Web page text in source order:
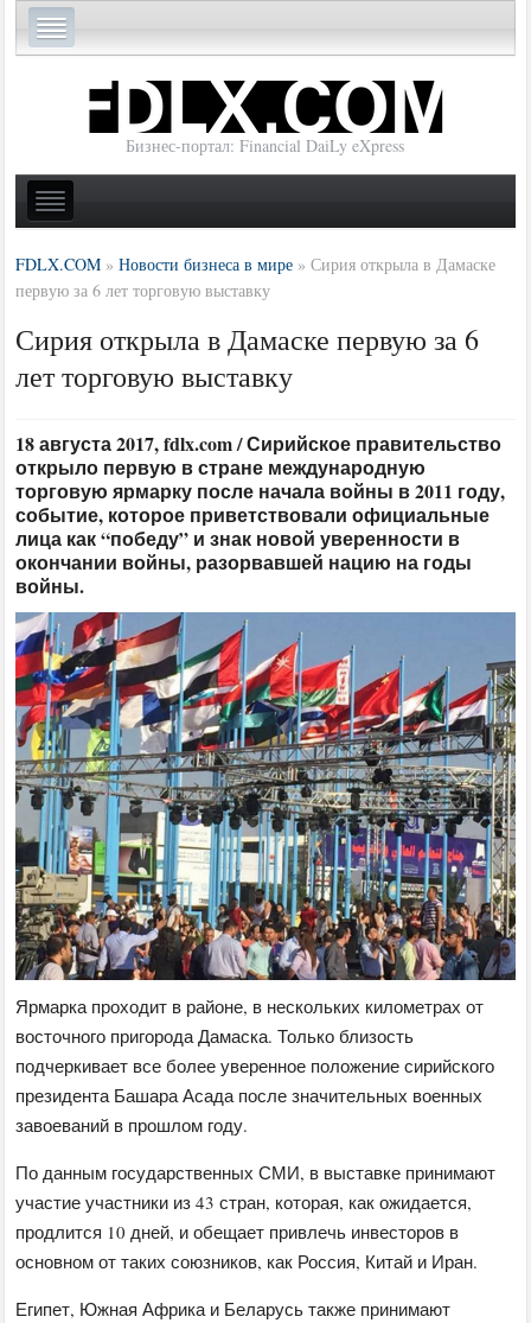
Бизнес-портал: Financial DaiLy eXpress
FDLX.COM »Новости бизнеса в мире »Сирия открыла в Дамаске
первую за 6 лет торговую выставку
Сирия открыла в Дамаске первую за 6
лет торговую выставку
18 августа 2017, fdlx.com / Сирийское правительство
открыло первую в стране международную
торговую ярмарку после начала войны в 2011 году,
событие, которое приветствовали официальные
лица как “победу” и знак новой уверенности в
окончании войны, разорвавшей нацию на годы
войны.
Ярмарка проходит в районе, в нескольких километрах от
восточного пригорода Дамаска. Только близость
подчеркивает все более уверенное положение сирийского
президента Башара Асада после значительных военных
завоеваний в прошлом году.
По данным государственных СМИ, в выставке принимают
участие участники из 43 стран, которая, как ожидается,
продлится 10 дней, и обещает привлечь инвесторов в
основном от таких союзников, как Россия, Китай и Иран.
Египет, Южная Африка и Беларусь также принимают